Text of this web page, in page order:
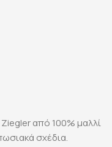
από 100% μαλλί
σχέδια.